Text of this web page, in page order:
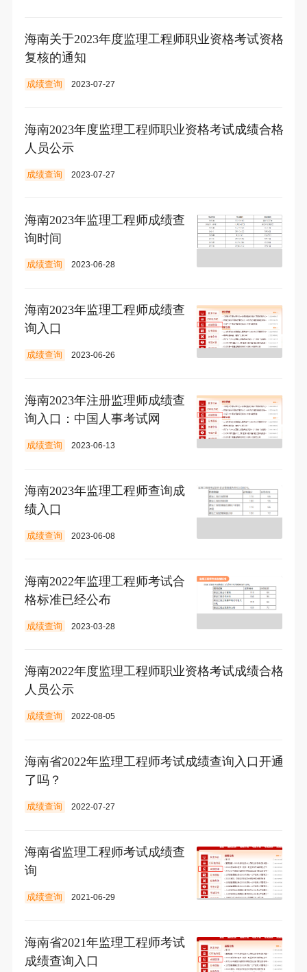
海南关于2023年度监理工程师职业资格考试资格
复核的通知
成绩查询 2023-07-27
海南2023年度监理工程师职业资格考试成绩合格
人员公示
成绩查询 2023-07-27
海南2023年监理工程师成绩查
询时间
成绩查询 2023-06-28
海南2023年监理工程师成绩查
询入口
成绩查询 2023-06-26
海南2023年注册监理师成绩查
询入口：中国人事考试网
成绩查询 2023-06-13
海南2023年监理工程师查询成
绩入口
成绩查询 2023-06-08
海南2022年监理工程师考试合
格标准已经公布
成绩查询 2023-03-28
海南2022年度监理工程师职业资格考试成绩合格
人员公示
成绩查询 2022-08-05
海南省2022年监理工程师考试成绩查询入口开通
了吗？
成绩查询 2022-07-27
海南省监理工程师考试成绩查
询
成绩查询 2021-06-29
海南省2021年监理工程师考试
成绩查询入口